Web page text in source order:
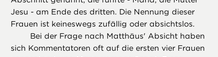
Jesu - am Ende des dritten. Die Nennung dieser
Frauen ist keineswegs zufällig oder absichtslos.
Bei der Frage nach Matthäus' Absicht haben
sich Kommentatoren oft auf die ersten vier Frauen